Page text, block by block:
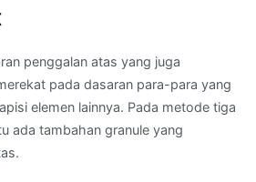
penggalan atas yang juga
pada dasaran para-para yang
elemen lainnya. Pada metode tiga
ada tambahan granule yang